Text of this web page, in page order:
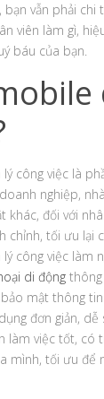
bạn vẫn phải
viên làm gì,
báu của bạn.
công việc là
nghiệp,
khác, đối với
chỉnh, tối ưu lại
công việc làm
di động
mật thông
đơn giản,
làm việc tốt, có
mình, tối ưu để